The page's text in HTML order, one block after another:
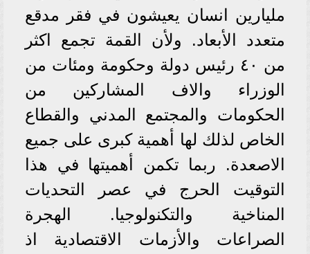
مليارين انسان يعيشون في فقر مدقع
متعدد الأبعاد. ولأن القمة تجمع اكثر
من ٤٠ رئيس دولة وحكومة ومئات من
الوزراء والاف المشاركين من
الحكومات والمجتمع المدني والقطاع
الخاص لذلك لها أهمية كبرى على جميع
الاصعدة. ربما تكمن أهميتها في هذا
التوقيت الحرج في عصر التحديات
المناخية والتكنولوجيا. الهجرة
الصراعات والأزمات الاقتصادية اذ